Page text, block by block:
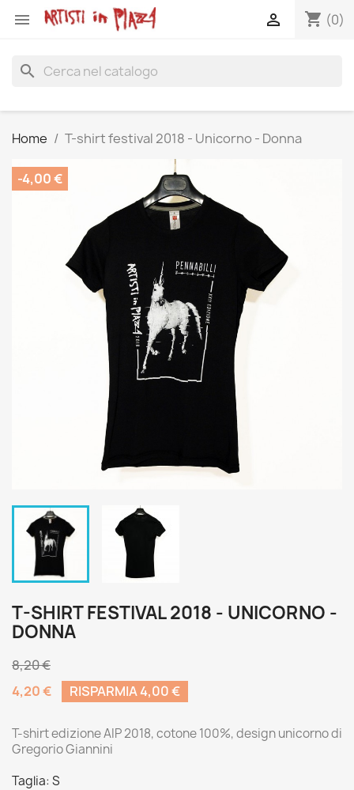
 shopping_cart (0)

search
Home T-shirt festival 2018 - Unicorno - Donna
-4,00 €
T-SHIRT FESTIVAL 2018 - UNICORNO -
DONNA
8,20 €
4,20 €
RISPARMIA 4,00 €
T-shirt edizione AIP 2018, cotone 100%, design unicorno di
Gregorio Giannini
Taglia: S